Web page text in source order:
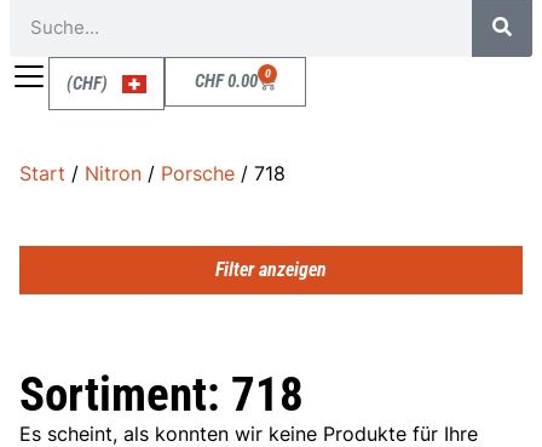
(CHF) CHF0.00 0
Start / Nitron / Porsche / 718
Filter anzeigen
Sortiment: 718
Es scheint, als konnten wir keine Produkte für Ihre